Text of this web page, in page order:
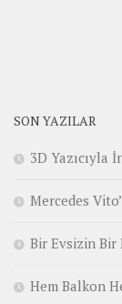
SON YAZILAR
3D Yazıcıyla
Mercedes
Bir Evsizin Bir
Hem Balkon